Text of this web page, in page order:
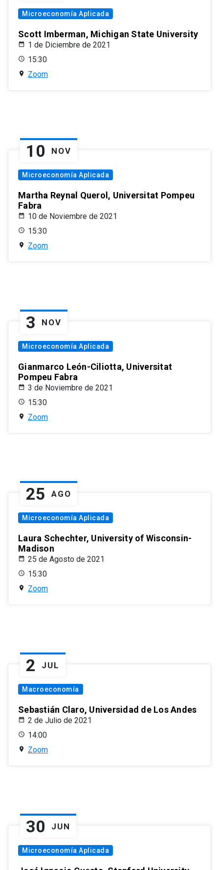
Microeconomía Aplicada
Scott Imberman, Michigan State University
1 de Diciembre de 2021
15:30
Zoom
10 NOV
Microeconomía Aplicada
Martha Reynal Querol, Universitat Pompeu
Fabra
10 de Noviembre de 2021
15:30
Zoom
3 NOV
Microeconomía Aplicada
Gianmarco León-Ciliotta, Universitat
Pompeu Fabra
3 de Noviembre de 2021
15:30
Zoom
25 AGO
Microeconomía Aplicada
Laura Schechter, University of Wisconsin-
Madison
25 de Agosto de 2021
15:30
Zoom
2 JUL
Macroeconomía
Sebastián Claro, Universidad de Los Andes
2 de Julio de 2021
14:00
Zoom
30 JUN
Microeconomía Aplicada